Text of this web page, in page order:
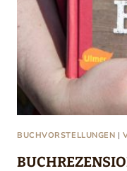
BUCHVORSTELLUNGEN |